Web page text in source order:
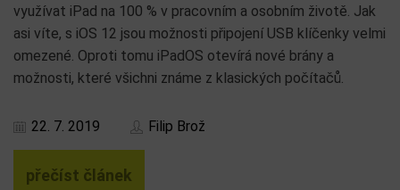
využívat iPad na 100 % v pracovním a osobním životě. Jak
asi víte, s iOS 12 jsou možnosti připojení USB klíčenky velmi
omezené. Oproti tomu iPadOS otevírá nové brány a
možnosti, které všichni známe z klasických počítačů.
22. 7. 2019 Filip Brož
přečíst článek